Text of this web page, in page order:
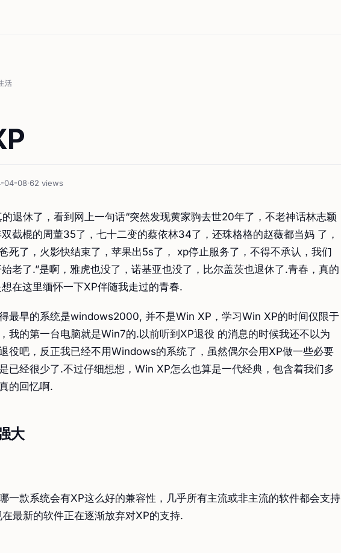
活
04-08·62 views
退休了，看到网上一句话“突然发现黄家驹去世20年了，不老神话林志颖
截棍的周董35了，七十二变的蔡依林34了，还珠格格的赵薇都当妈 了，
死了，火影快结束了，苹果出5s了， xp停止服务了，不得不承认，我们
老了.”是啊，雅虎也没了，诺基亚也没了，比尔盖茨也退休了.青春，真的
在这里缅怀一下XP伴随我走过的青春.
最早的系统是windows2000, 并不是Win XP，学习Win XP的时间仅限于
我的第一台电脑就是Win7的.以前听到XP退役 的消息的时候我还不以为
役吧，反正我已经不用Windows的系统了，虽然偶尔会用XP做一些必要
已经很少了.不过仔细想想，Win XP怎么也算是一代经典，包含着我们多
的回忆啊.
大
一款系统会有XP这么好的兼容性，几乎所有主流或非主流的软件都会支持
最新的软件正在逐渐放弃对XP的支持.